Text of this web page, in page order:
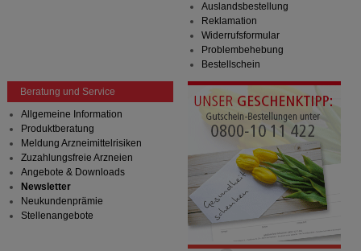
Auslandsbestellung
Reklamation
Widerrufsformular
Problembehebung
Bestellschein
Beratung und Service
Allgemeine Information
Produktberatung
Meldung Arzneimittelrisiken
Zuzahlungsfreie Arzneien
Angebote & Downloads
Newsletter
Neukundenprämie
Stellenangebote